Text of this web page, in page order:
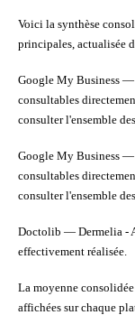
Voici la synthèse
principales, actualisée
Google My Business
consultables
consulter l'ensemble
Google My Business —
consultables
consulter l'ensemble
Doctolib — Dermelia -
effectivement réalisée.
La moyenne
affichées sur chaque